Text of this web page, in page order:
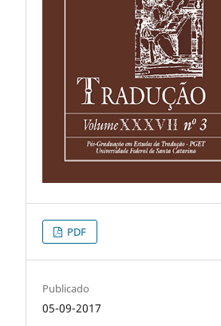
PDF
Publicado
05-09-2017